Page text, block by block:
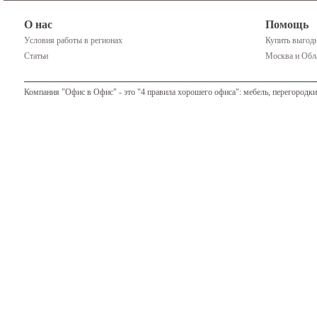
О нас
Условия работы в регионах
Статьи
Помощь
Купить
Москва и
Компания "Офис в Офис" - это "4 правила хорошего офиса": мебель,